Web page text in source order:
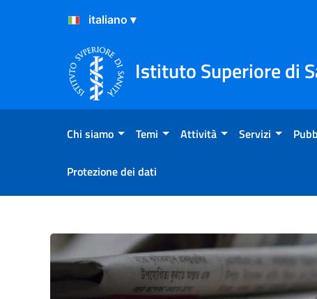
Salta al Contenuto
Salta al Footer
Istituto Superiore di
Chi siamo Temi Attività Servizi
Protezione dei dati
La dieta degli italiani: cala